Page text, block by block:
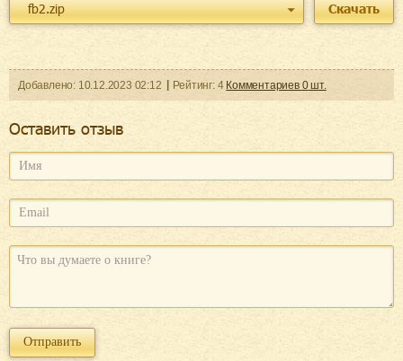
fb2.zip Скачать
Добавленo: 10.12.2023 02:12 Рейтинг: 4 Комментариев 0шт.
Оcтавить отзыв